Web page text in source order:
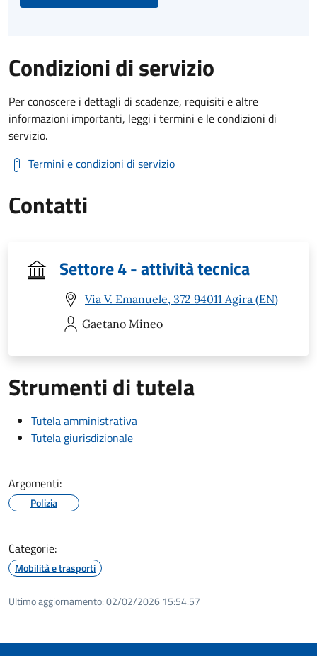
Condizioni di servizio
Per conoscere i dettagli di scadenze, requisiti e altre
informazioni importanti, leggi i termini e le condizioni di
servizio.
Termini e condizioni di servizio
Contatti
Settore 4 - attività tecnica
Via V. Emanuele, 372 94011 Agira (EN)
Gaetano Mineo
Strumenti di tutela
Tutela amministrativa
Tutela giurisdizionale
Argomenti:
Polizia
Categorie:
Mobilità e trasporti
Ultimo aggiornamento:02/02/2026 15:54.57